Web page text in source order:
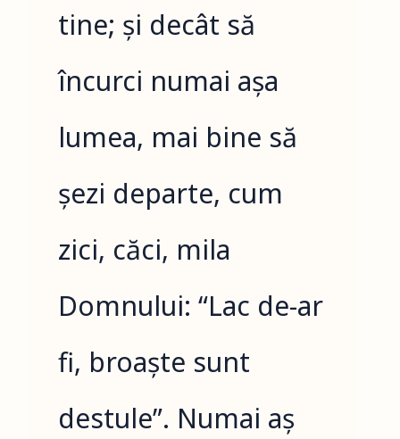
tine; și decât să
încurci numai așa
lumea, mai bine să
șezi departe, cum
zici, căci, mila
Domnului: “Lac de-ar
fi, broaște sunt
destule”. Numai aș